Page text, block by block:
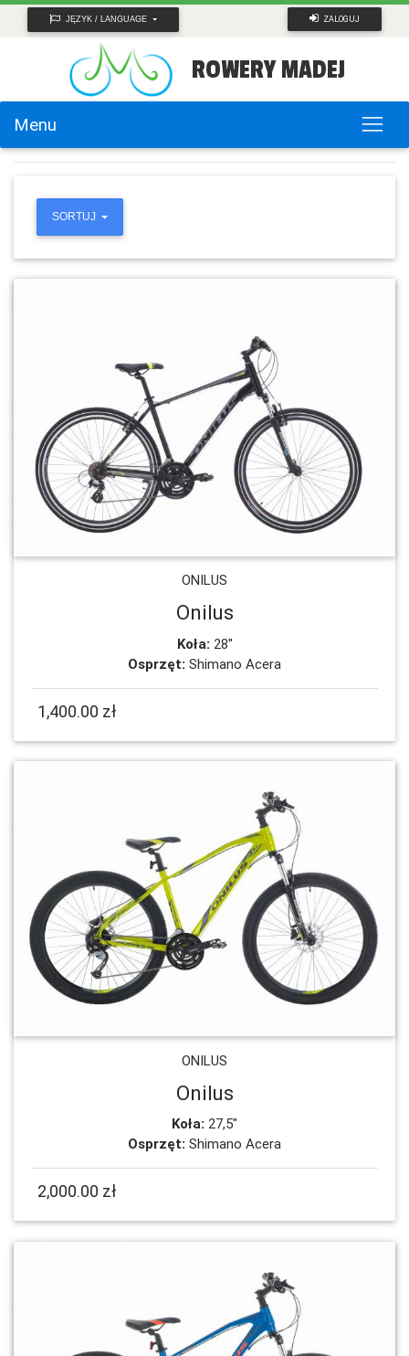
JĘZYK / LANGUAGE ZALOGUJ
ROWERY MADEJ
Menu
SORTUJ
ONILUS
Onilus
Koła: 28"
Osprzęt: Shimano Acera
1,400.00 zł
ONILUS
Onilus
Koła: 27,5"
Osprzęt: Shimano Acera
2,000.00 zł